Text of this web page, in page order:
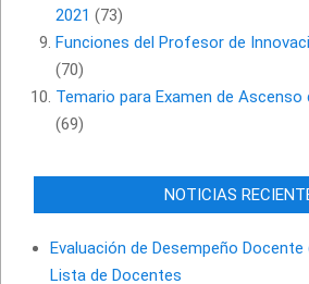
2021 (73)
Funciones del Profesor de
(70)
Temario para Examen de Ascenso
(69)
NOTICIAS
Evaluación de Desempeño Docente
Lista de Docentes